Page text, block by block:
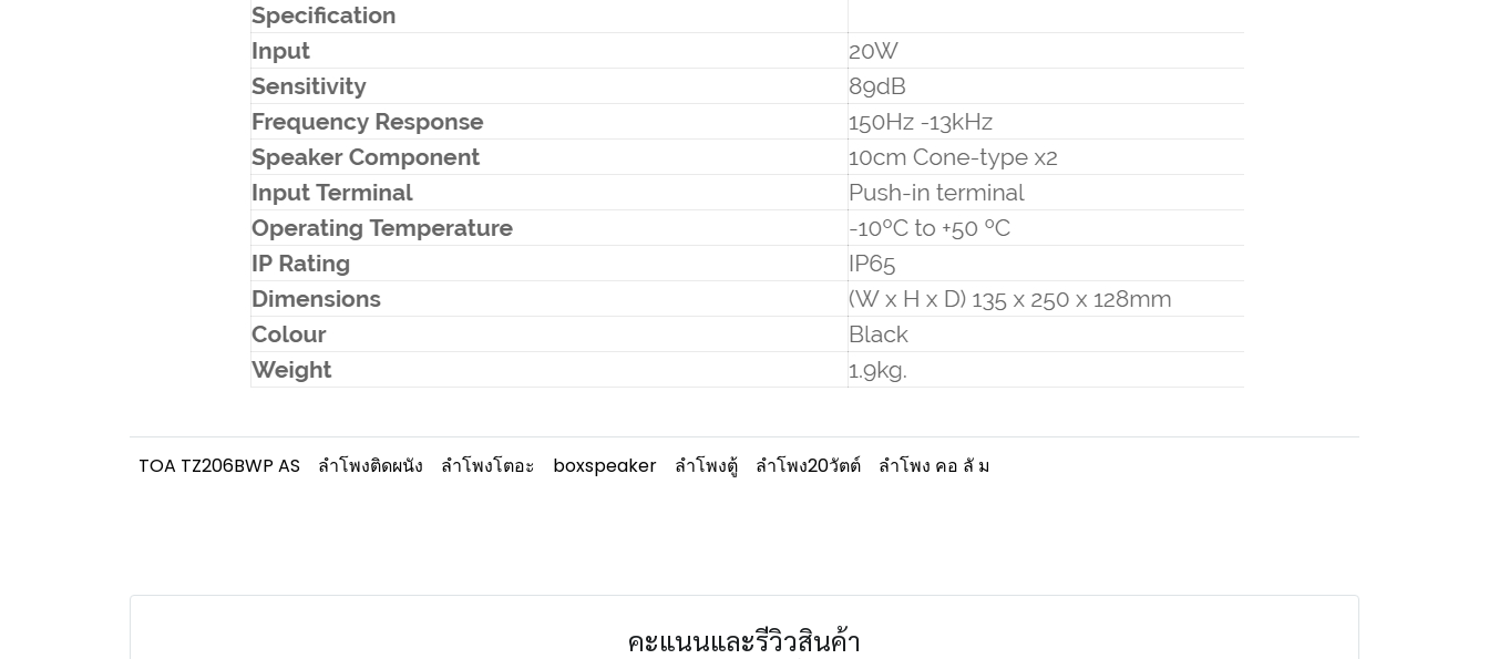
TOA TZ206BWP AS ลำโพงติดผนัง ลำโพงโตอะ boxspeaker ลำโพงตู้ ลำโพง20วัตต์ ลำโพง คอ ลั ม
คะแนนและรีวิวสินค้า